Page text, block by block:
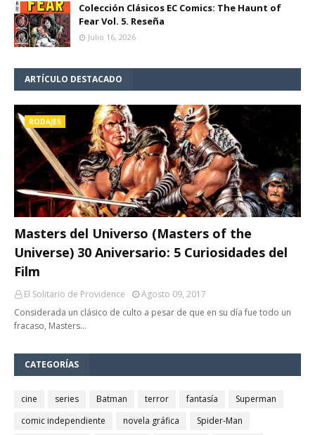
Colección Clásicos EC Comics: The Haunt of
Fear Vol. 5. Reseña
Julio 16, 2026
ARTÍCULO DESTACADO
RODAJES
Masters del Universo (Masters of the
Universe) 30 Aniversario: 5 Curiosidades del
Film
El Solitario de Providence
Agosto 09, 2017
Considerada un clásico de culto a pesar de que en su día fue todo un
fracaso, Masters…
CATEGORÍAS
cine series Batman terror fantasía
Superman
comic independiente
novela gráfica
Spider-Man